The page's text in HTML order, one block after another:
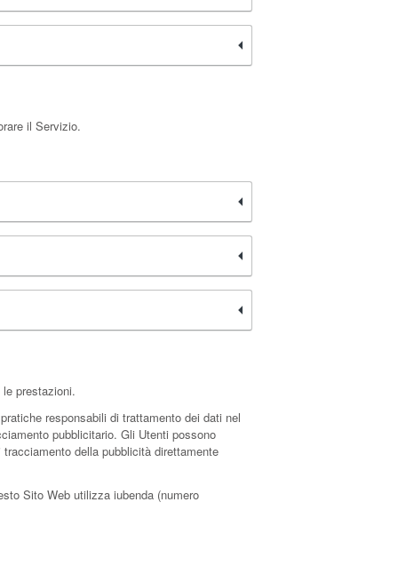
il Servizio.
prestazioni.
responsabili di trattamento dei dati nel
pubblicitario. Gli Utenti possono
della pubblicità direttamente
Sito Web utilizza iubenda (numero